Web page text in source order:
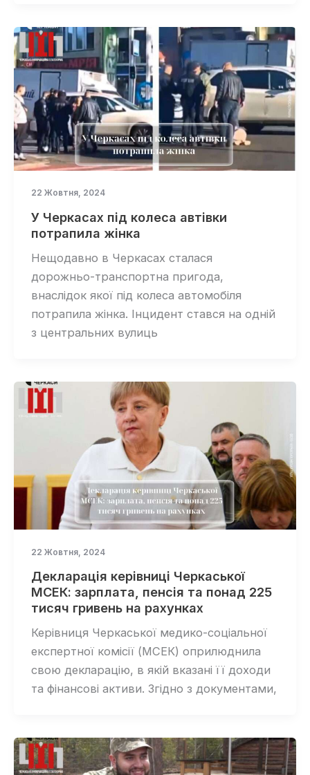
22 Жовтня, 2024
У Черкасах під колеса автівки
потрапила жінка
Нещодавно в Черкасах сталася
дорожньо-транспортна пригода,
внаслідок якої під колеса автомобіля
потрапила жінка. Інцидент стався на одній
з центральних вулиць
22 Жовтня, 2024
Декларація керівниці Черкаської
МСЕК: зарплата, пенсія та понад 225
тисяч гривень на рахунках
Керівниця Черкаської медико-соціальної
експертної комісії (МСЕК) оприлюднила
свою декларацію, в якій вказані її доходи
та фінансові активи. Згідно з документами,